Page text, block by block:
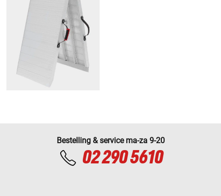
Bestelling & service ma-za 9-20
02 290 5610